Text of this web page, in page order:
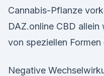
Cannabis-Pflanze
DAZ.online CBD
von speziellen
Negative